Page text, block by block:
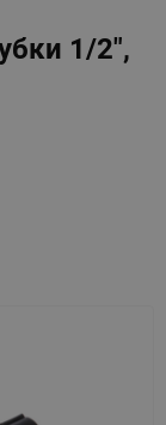
1/2",